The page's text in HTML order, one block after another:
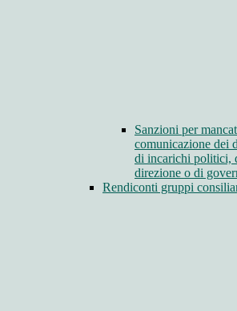
Sanzioni per
comunicazione dei
di incarichi politici,
direzione o di
Rendiconti gruppi